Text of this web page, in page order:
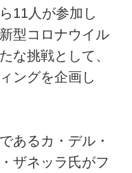
11人が参加し
型コロナウイル
な挑戦として、
ングを企画し
あるカ・デル・
ザネッラ氏がフ